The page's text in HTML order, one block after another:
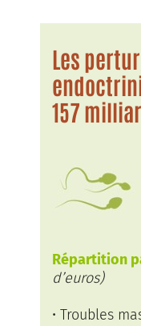
Les
157
Répartition
d’euros)
• Troubles